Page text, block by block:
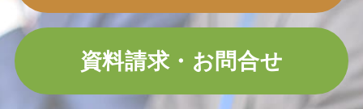
資料請求・お問合せ